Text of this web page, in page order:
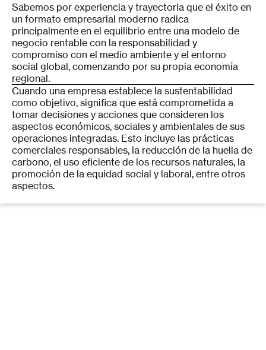
Sabemos por experiencia y trayectoria que el éxito en
un formato empresarial moderno radica
principalmente en el equilibrio entre una modelo de
negocio rentable con la responsabilidad y
compromiso con el medio ambiente y el entorno
social global, comenzando por su propia economía
regional.
Cuando una empresa establece la sustentabilidad
como objetivo, significa que está comprometida a
tomar decisiones y acciones que consideren los
aspectos económicos, sociales y ambientales de sus
operaciones integradas. Esto incluye las prácticas
comerciales responsables, la reducción de la huella de
carbono, el uso eficiente de los recursos naturales, la
promoción de la equidad social y laboral, entre otros
aspectos.